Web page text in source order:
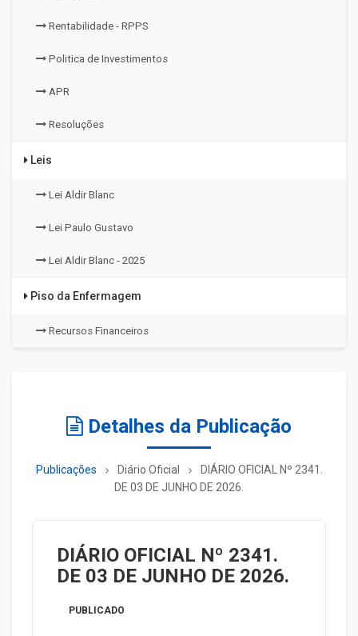
Rentabilidade - RPPS
Politica de Investimentos
APR
Resoluções
Leis
Lei Aldir Blanc
Lei Paulo Gustavo
Lei Aldir Blanc - 2025
Piso da Enfermagem
Recursos Financeiros
Detalhes da Publicação
Publicações Diário Oficial
DIÁRIO OFICIAL Nº 2341.
DE 03 DE JUNHO DE 2026.
DIÁRIO OFICIAL Nº 2341.
DE 03 DE JUNHO DE 2026.
PUBLICADO